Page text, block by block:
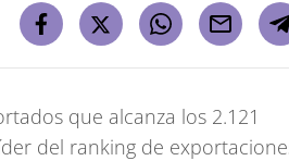
que alcanza los 2.121
del ranking de